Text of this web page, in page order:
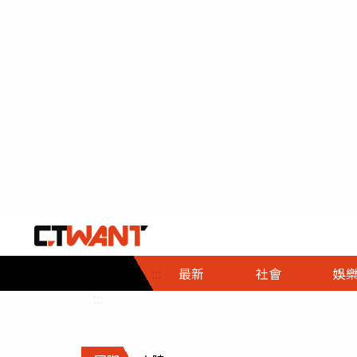
::: 最新 社會
社會首頁
時事
調查
娛樂
娛樂首頁
即時
財經首頁
熱線
政